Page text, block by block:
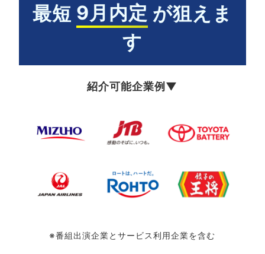
最短 9月内定 が狙えま
す
紹介可能企業例▼
※番組出演企業とサービス利用企業を含む